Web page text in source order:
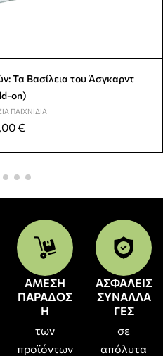
Τα Βασίλεια του Άσγκαρντ
on)
ΠΑΙΧΝΊΔΙΑ
€
ΑΜΕΣΗ
ΠΑΡΑΔΟΣ
Η
των
προϊόντων
ΑΣΦΑΛΕΙΣ
ΣΥΝΑΛΛΑ
ΓΕΣ
σε
απόλυτα